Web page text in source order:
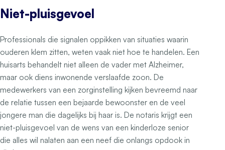
Niet-pluisgevoel
Professionals die signalen oppikken van situaties waarin
ouderen klem zitten, weten vaak niet hoe te handelen. Een
huisarts behandelt niet alleen de vader met Alzheimer,
maar ook diens inwonende verslaafde zoon. De
medewerkers van een zorginstelling kijken bevreemd naar
de relatie tussen een bejaarde bewoonster en de veel
jongere man die dagelijks bij haar is. De notaris krijgt een
niet-pluisgevoel van de wens van een kinderloze senior
die alles wil nalaten aan een neef die onlangs opdook in